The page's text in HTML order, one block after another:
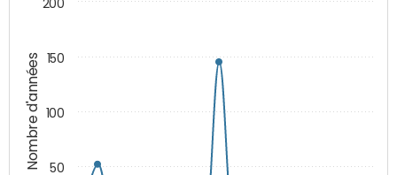
Nombre d'années 50
100
150
200